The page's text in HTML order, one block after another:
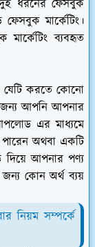
দুই ধরনের ফেসবুক
ফেসবুক মার্কেটিং।
ব্যবহৃত
যেটি করতে কোনো
জন্য আপনি আপনার
এর মাধ্যমে
অথবা একটি
আপনার পণ্য
কোন অর্থ ব্যয়
নিয়ম সম্পর্কে